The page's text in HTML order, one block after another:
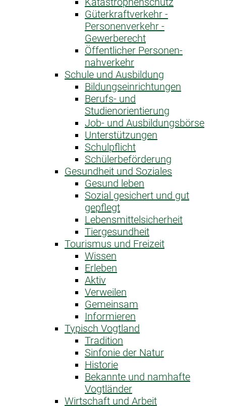
Güterkraftverkehr -
Personenverkehr -
Gewerberecht
Öffentlicher Personen­
nahverkehr
Schule und Ausbildung
Bildungseinrichtungen
Berufs- und
Studienorientierung
Job- und Ausbildungsbörse
Unterstützungen
Schulpflicht
Schülerbeförderung
Gesundheit und Soziales
Gesund leben
Sozial gesichert und gut
gepflegt
Lebensmittelsicherheit
Tiergesundheit
Tourismus und Freizeit
Wissen
Erleben
Aktiv
Verweilen
Gemeinsam
Informieren
Typisch Vogtland
Tradition
Sinfonie der Natur
Historie
Bekannte und namhafte
Vogtländer
Wirtschaft und Arbeit